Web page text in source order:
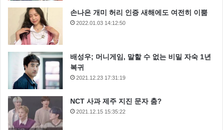
손나은 개미 허리 인증 새해에도 여전히 이뿜
2022.01.03 14:12:50
배성우; 머니게임, 말할 수 없는 비밀 자숙 1년
복귀
2021.12.23 17:31:19
NCT 사과 제주 지진 문자 춤?
2021.12.15 15:35:22